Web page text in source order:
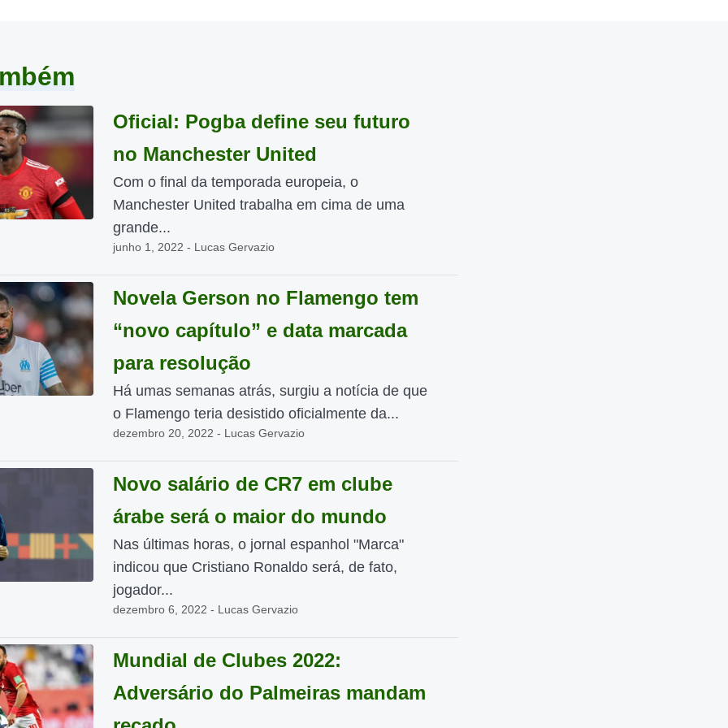
Oficial: Pogba define seu futuro
no Manchester United
Com o final da temporada europeia, o
Manchester United trabalha em cima de uma
grande...
junho 1, 2022 - Lucas Gervazio
Novela Gerson no Flamengo tem
“novo capítulo” e data marcada
para resolução
Há umas semanas atrás, surgiu a notícia de que
o Flamengo teria desistido oficialmente da...
dezembro 20, 2022 - Lucas Gervazio
Novo salário de CR7 em clube
árabe será o maior do mundo
Nas últimas horas, o jornal espanhol "Marca"
indicou que Cristiano Ronaldo será, de fato,
jogador...
dezembro 6, 2022 - Lucas Gervazio
Mundial de Clubes 2022:
Adversário do Palmeiras mandam